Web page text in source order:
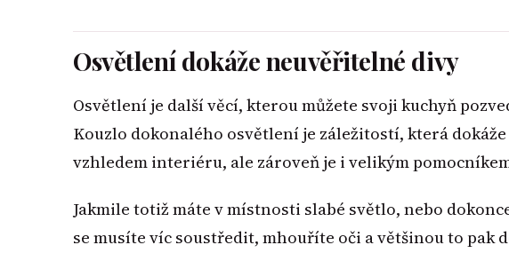
Osvětlení dokáže neuvěřitelné divy
Osvětlení je další věcí, kterou můžete svoji kuchyň
Kouzlo dokonalého osvětlení je záležitostí, která
vzhledem interiéru, ale zároveň je i velikým
Jakmile totiž máte v místnosti slabé světlo, nebo
se musíte víc soustředit, mhouříte oči a většinou to pak